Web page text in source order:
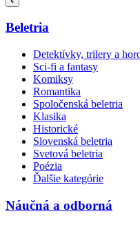
Beletria
Detektívky, trilery a
Sci-fi a fantasy
Komiksy
Romantika
Spoločenská beletria
Klasika
Historické
Slovenská beletria
Svetová beletria
Poézia
Ďalšie kategórie
Náučná a odborná